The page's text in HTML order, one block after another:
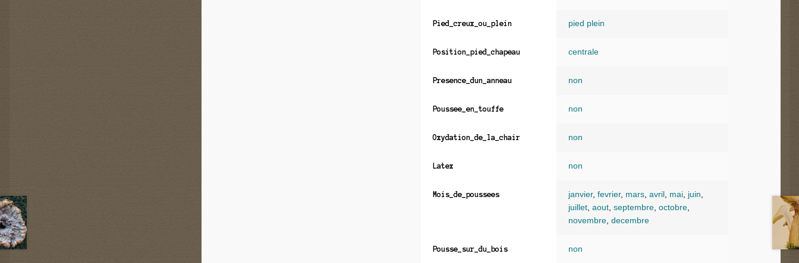
Pied_creux_ou_plein pied plein
Position_pied_chapeau centrale
Presence_dun_anneau non
Poussee_en_touffe non
Oxydation_de_la_chair non
Latex non
Mois_de_poussees janvier, fevrier, mars, avril, mai, juin
juillet, aout, septembre, octobre,
novembre, decembre
Pousse_sur_du_bois non